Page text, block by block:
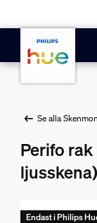
Se alla
Perifo rak
ljusskena)
Endast i Philips